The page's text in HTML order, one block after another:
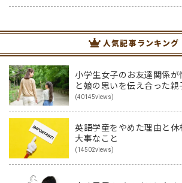
人気記事ランキング
小学生女子のお友達関係
と娘の思いを伝え合った
(40145views)
英語学童をやめた理由と
大事なこと
(14502views)